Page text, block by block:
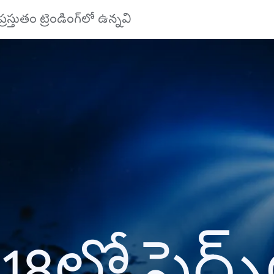
ట్రెండింగ్‌లో ఉన్నవి